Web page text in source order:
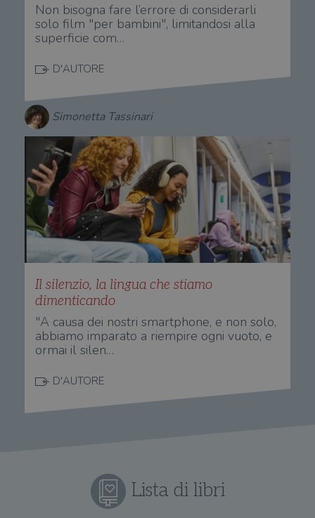
Non bisogna fare l’errore di considerarli
solo film "per bambini", limitandosi alla
superficie com…
D'AUTORE
Simonetta Tassinari
Il silenzio, la lingua che stiamo
dimenticando
"A causa dei nostri smartphone, e non solo,
abbiamo imparato a riempire ogni vuoto, e
ormai il silen…
D'AUTORE
Lista di libri